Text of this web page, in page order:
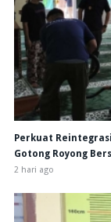
Perkuat
Gotong Royong
2 hari ago